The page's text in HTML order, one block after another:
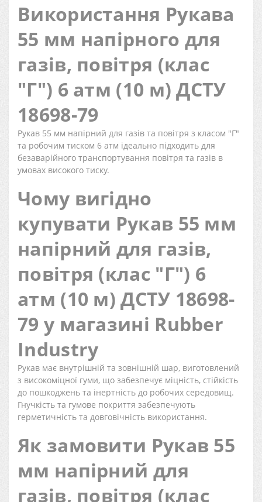
Використання Рукава
55 мм напірного для
газів, повітря (клас
"Г") 6 атм (10 м) ДСТУ
18698-79
Рукав 55 мм напірний для газів та повітря з класом "Г"
та робочим тиском 6 атм ідеально підходить для
безаварійного транспортування повітря та газів в
умовах високого тиску.
Чому вигідно
купувати Рукав 55 мм
напірний для газів,
повітря (клас "Г") 6
атм (10 м) ДСТУ 18698-
79 у магазині Rubber
Industry
Рукав має внутрішній та зовнішній шар, виготовлений
з високоміцної гуми, що забезпечує міцність, стійкість
до пошкоджень та інертність до робочих середовищ.
Гнучкість та гумове покриття забезпечують
герметичність та довговічність використання.
Як замовити Рукав 55
мм напірний для
газів, повітря (клас